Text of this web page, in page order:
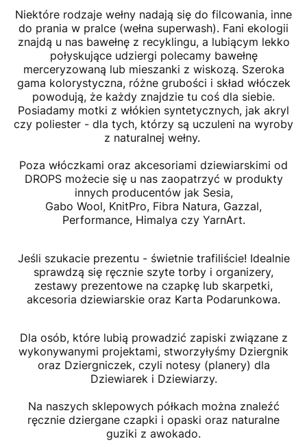
Niektóre rodzaje wełny nadają się do filcowania, inne
do prania w pralce (wełna superwash). Fani ekologii
znajdą u nas bawełnę z recyklingu, a lubiącym lekko
połyskujące udziergi polecamy bawełnę
merceryzowaną lub mieszanki z wiskozą. Szeroka
gama kolorystyczna, różne grubości i skład włóczek
powodują, że każdy znajdzie tu coś dla siebie.
Posiadamy motki z włókien syntetycznych, jak akryl
czy poliester - dla tych, którzy są uczuleni na wyroby
z naturalnej wełny.
Poza włóczkami oraz akcesoriami dziewiarskimi od
DROPS możecie się u nas zaopatrzyć w produkty
innych producentów jak Sesia,
Gabo Wool, KnitPro, Fibra Natura, Gazzal,
Performance, Himalya czy YarnArt.
Jeśli szukacie prezentu - świetnie trafiliście! Idealnie
sprawdzą się ręcznie szyte torby i organizery,
zestawy prezentowe na czapkę lub skarpetki,
akcesoria dziewiarskie oraz Karta Podarunkowa.
Dla osób, które lubią prowadzić zapiski związane z
wykonywanymi projektami, stworzyłyśmy Dziergnik
oraz Dziergniczek, czyli notesy (planery) dla
Dziewiarek i Dziewiarzy.
Na naszych sklepowych półkach można znaleźć
ręcznie dziergane czapki i opaski oraz naturalne
guziki z awokado.